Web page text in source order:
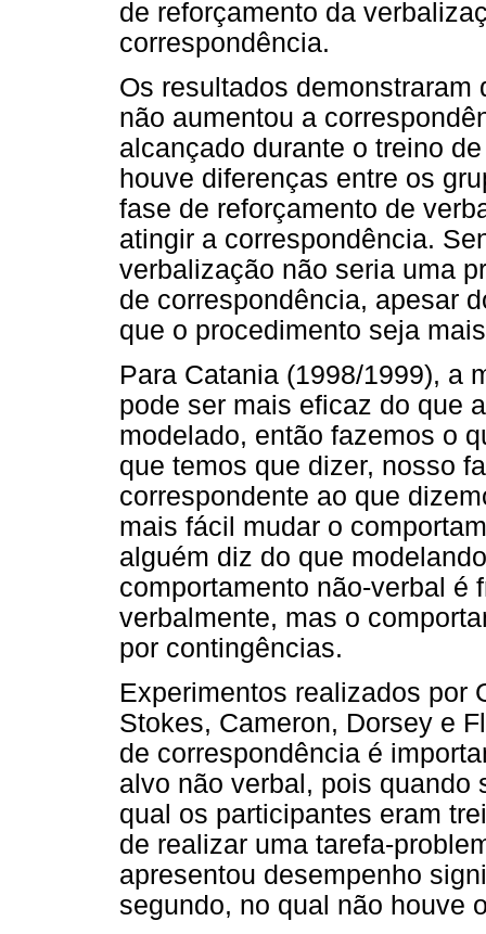
de reforçamento da
correspondência.
Os resultados
não aumentou a
alcançado durante o treino
houve diferenças entre os
fase de reforçamento de
atingir a correspondência.
verbalização não seria uma
de correspondência, apesar
que o procedimento seja
Para Catania (1998/1999), a
pode ser mais eficaz do que
modelado, então fazemos o
que temos que dizer, nosso
correspondente ao que
mais fácil mudar o
alguém diz do que
comportamento não-verbal é
verbalmente, mas o
por contingências.
Experimentos realizados por
Stokes, Cameron, Dorsey e
de correspondência é
alvo não verbal, pois quando
qual os participantes eram
de realizar uma tarefa-
apresentou desempenho
segundo, no qual não houve